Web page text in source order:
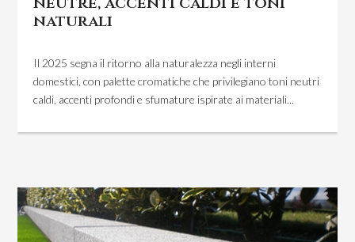
naturali
Il 2025 segna il ritorno alla naturalezza negli interni
domestici, con palette cromatiche che privilegiano toni neutri
caldi, accenti profondi e sfumature ispirate ai materiali...